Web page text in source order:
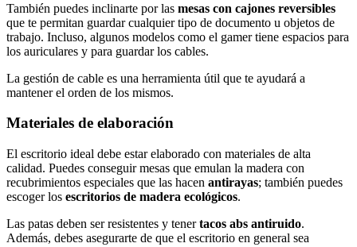
También puedes inclinarte por las mesas con cajones reversibles
que te permitan guardar cualquier tipo de documento u objetos de
trabajo. Incluso, algunos modelos como el gamer tiene espacios para
los auriculares y para guardar los cables.
La gestión de cable es una herramienta útil que te ayudará a
mantener el orden de los mismos.
Materiales de elaboración
El escritorio ideal debe estar elaborado con materiales de alta
calidad. Puedes conseguir mesas que emulan la madera con
recubrimientos especiales que las hacen antirayas; también puedes
escoger los escritorios de madera ecológicos.
Las patas deben ser resistentes y tenertacos abs antiruido.
Además, debes asegurarte de que el escritorio en general sea